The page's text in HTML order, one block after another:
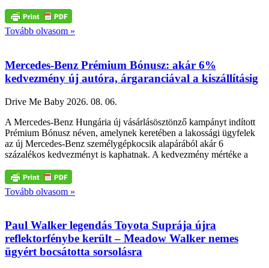
Tovább olvasom »
Mercedes-Benz Prémium Bónusz: akár 6%
kedvezmény új autóra, árgaranciával a kiszállításig
Drive Me Baby 2026. 08. 06.
A Mercedes-Benz Hungária új vásárlásösztönző kampányt indított
Prémium Bónusz néven, amelynek keretében a lakossági ügyfelek
az új Mercedes-Benz személygépkocsik alapárából akár 6
százalékos kedvezményt is kaphatnak. A kedvezmény mértéke a
Tovább olvasom »
Paul Walker legendás Toyota Suprája újra
reflektorfénybe került – Meadow Walker nemes
ügyért bocsátotta sorsolásra